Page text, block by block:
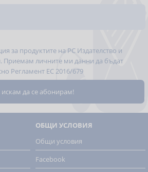
за продуктите на РС Издателство и
Приемам личните ми данни да бъдат
Регламент ЕС 2016/679
ОБЩИ УСЛОВИЯ
Общи условия
Facebook